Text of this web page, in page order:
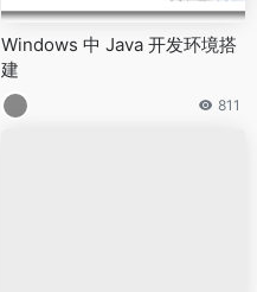
Windows 中 Java 开发环境搭
建
811